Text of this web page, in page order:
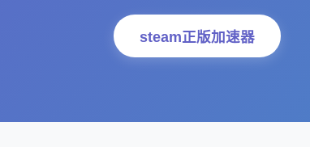
steam正版加速器